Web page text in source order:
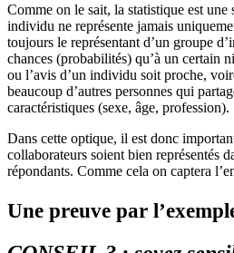
Comme on le sait, la statistique est une
individu ne représente jamais
toujours le représentant d’un groupe
chances (probabilités) qu’à un certain
ou l’avis d’un individu soit proche,
beaucoup d’autres personnes qui
caractéristiques (sexe, âge, profession).
Dans cette optique, il est donc
collaborateurs soient bien représentés
répondants. Comme cela on captera
Une preuve par